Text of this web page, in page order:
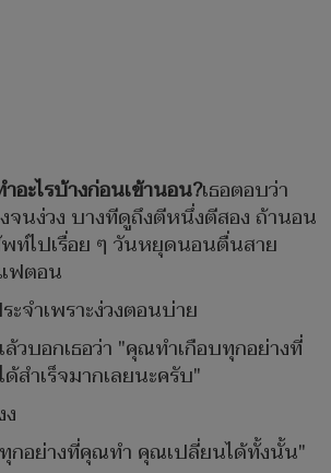
อะไรบ้างก่อนเข้านอน?เธอตอบว่า
นง่วง บางทีดูถึงตีหนึ่งตีสอง ถ้านอน
ท์ไปเรื่อย ๆ วันหยุดนอนตื่นสาย
ฟตอน
จำเพราะง่วงตอนบ่าย
วบอกเธอว่า "คุณทำเกือบทุกอย่างที่
สำเร็จมากเลยนะครับ"
กอย่างที่คุณทำ คุณเปลี่ยนได้ทั้งนั้น"